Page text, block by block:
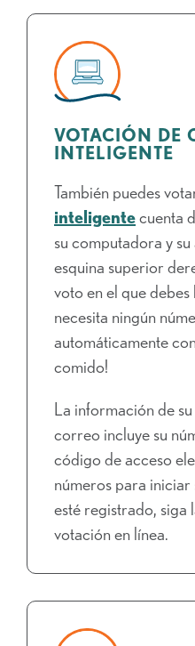
VOTACIÓN DE
INTELIGENTE
También puedes
inteligentecuenta
su computadora y
esquina superior
voto en el que
necesita ningún
automáticamente
comido!
La información de
correo incluye su
código de acceso
números para iniciar
esté registrado, siga
votación en línea.